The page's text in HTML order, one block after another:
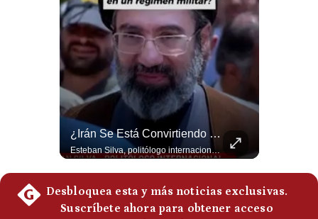
Preguntas
Frecuentes
¿Irán Se Está Convirtiendo En Un Régimen Militar? | #radar24
Esteban Silva, politólogo internacional, señala que algunos analistas consideran que la estructura religiosa iraní estaría sirviendo para sostener el poder de una cúpula militar. Explica que la Guardia Revolucionaria está aumentando su influencia sobre la seguridad, las decisiones estratégicas y hasta asuntos económicos como el estrecho de Ormuz. #Iran #GuardiaRevolucionaria #Geopolitica #NoticiasInternacionales #Shorts 👉 Suscríbete y activa la campana para no perderte nuestro análisis diario. 🌎 Síguenos en nuestras redes sociales: 📌 Web oficial: https://gestion.pe/mundo/ 📌 LinkedIn: http://bit.ly/3HYIET0 📌 X (Twitter): http://bit.ly/4noZtX9 📌 TikTok: http://bit.ly/4evB6TO